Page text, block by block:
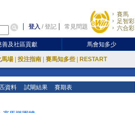
登入 /登記 常見問題
賽馬
足智彩
六合彩
善及社區貢獻 馬會知多少
馬場 投注指南 賽馬知多些 RESTART
資料 試閘結果 賽期表